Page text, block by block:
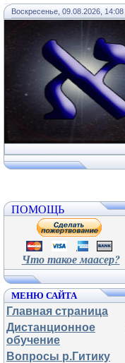
Воскресенье, 09.08.2026, 14:08
ПОМОЩЬ
Что такое маасер?
МЕНЮ САЙТА
Главная страница
Дистанционное
обучение
Вопросы р.Гитику